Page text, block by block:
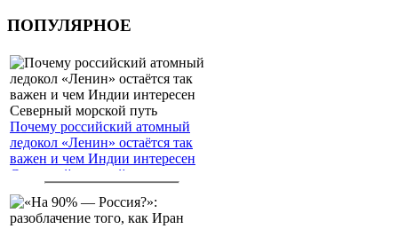
ПОПУЛЯРНОЕ
Почему российский атомный
ледокол «Ленин» остаётся так
важен и чем Индии интересен
Северный морской путь